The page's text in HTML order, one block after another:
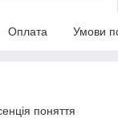
Оплата Умови
поняття